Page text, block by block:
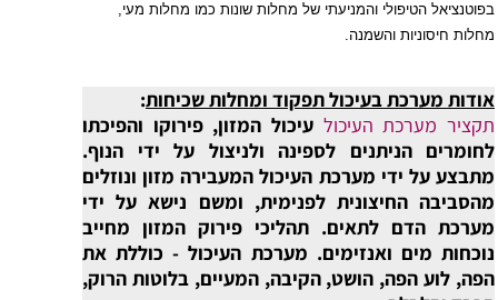
בפוטנציאל הטיפולי והמניעתי של מחלות שונות כמו מחלות מעי,
מחלות חיסוניות והשמנה.
אודות מערכת בעיכול תפקוד ומחלות שכיחות:
תקציר מערכת העיכול עיכול המזון, פירוקו והפיכתו
לחומרים הניתנים לספינה ולניצול על ידי הנוף.
מתבצע על ידי ‏מערכת העיכול המעבירה מזון ונוזלים
מהסביבה החיצונית לפנימית, ומשם נישא על ידי
מערכת הדם לתאים. תהליכי פירוק המזון מחייב
נוכחות מים ואנזימים. מערכת העיכול - כוללת את
הפה, לוע הפה, הושט, הקיבה, המעיים, בלוטות הרוק,